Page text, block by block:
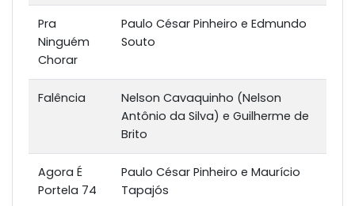
Pra
Ninguém
Chorar
Paulo César Pinheiro e Edmundo
Souto
Falência
Nelson Cavaquinho (Nelson
Antônio da Silva) e Guilherme de
Brito
Agora É
Portela 74
Paulo César Pinheiro e Maurício
Tapajós